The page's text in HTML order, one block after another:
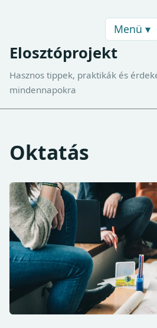
Menü ▾
Elosztóprojekt
Hasznos tippek, praktikák és
mindennapokra
Oktatás